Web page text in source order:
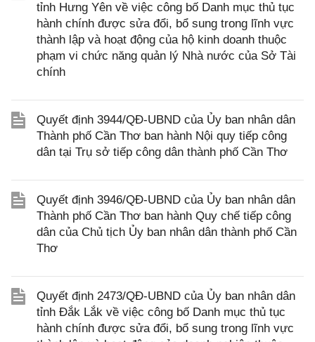
tỉnh Hưng Yên về việc công bố Danh mục thủ tục
hành chính được sửa đổi, bổ sung trong lĩnh vực
thành lập và hoạt động của hộ kinh doanh thuộc
phạm vi chức năng quản lý Nhà nước của Sở Tài
chính
Quyết định 3944/QĐ-UBND của Ủy ban nhân dân
Thành phố Cần Thơ ban hành Nội quy tiếp công
dân tại Trụ sở tiếp công dân thành phố Cần Thơ
Quyết định 3946/QĐ-UBND của Ủy ban nhân dân
Thành phố Cần Thơ ban hành Quy chế tiếp công
dân của Chủ tịch Ủy ban nhân dân thành phố Cần
Thơ
Quyết định 2473/QĐ-UBND của Ủy ban nhân dân
tỉnh Đắk Lắk về việc công bố Danh mục thủ tục
hành chính được sửa đổi, bổ sung trong lĩnh vực